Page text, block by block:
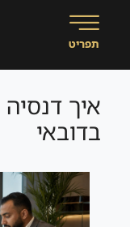
איך
בדובאי